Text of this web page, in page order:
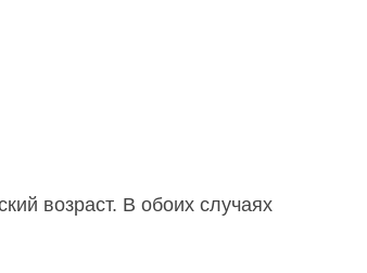
возраст. В обоих случаях